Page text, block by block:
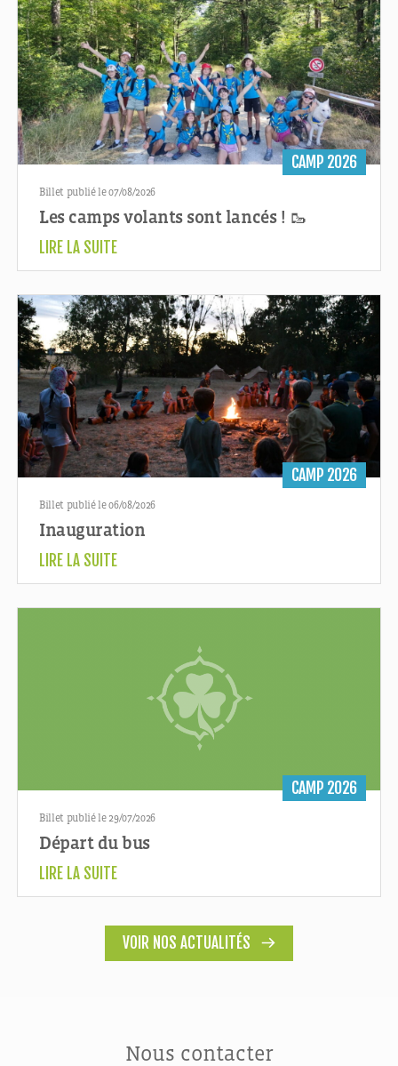
CAMP 2026
Billet publié le 07/08/2026
Les camps volants sont lancés ! 🥾
LIRE LA SUITE
CAMP 2026
Billet publié le 06/08/2026
Inauguration
LIRE LA SUITE
CAMP 2026
Billet publié le 29/07/2026
Départ du bus
LIRE LA SUITE
VOIR NOS ACTUALITÉS
Nous contacter